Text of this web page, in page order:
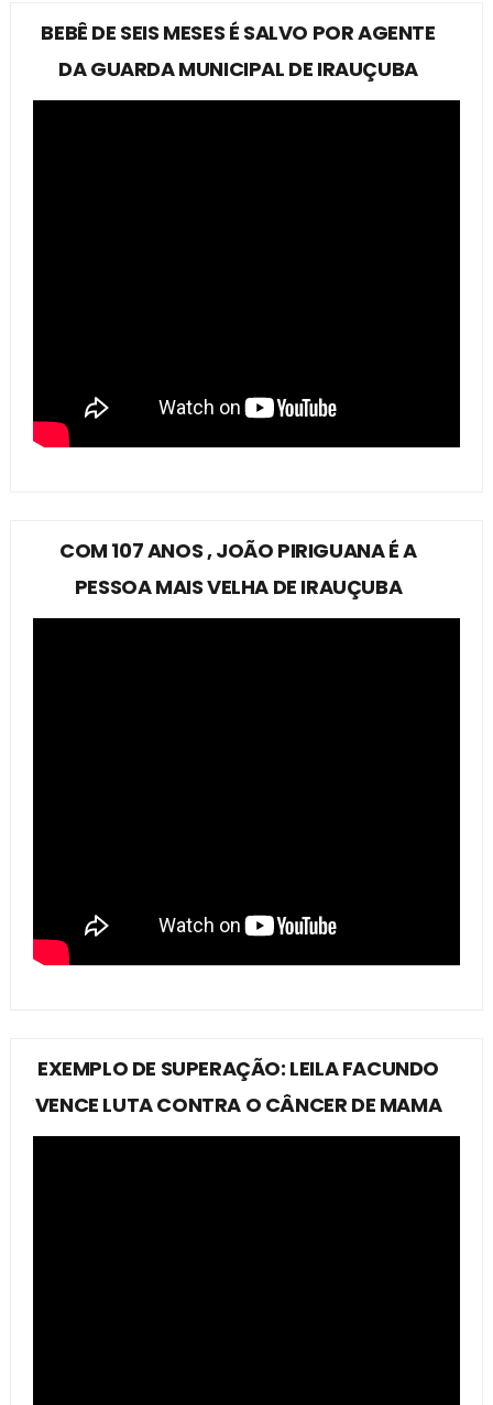
BEBÊ DE SEIS MESES É SALVO POR AGENTE
DA GUARDA MUNICIPAL DE IRAUÇUBA
COM 107 ANOS , JOÃO PIRIGUANA É A
PESSOA MAIS VELHA DE IRAUÇUBA
EXEMPLO DE SUPERAÇÃO: LEILA FACUNDO
VENCE LUTA CONTRA O CÂNCER DE MAMA